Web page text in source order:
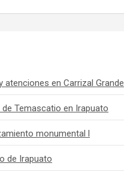
en Carrizal Grande
Temascatio en Irapuato
monumental l
de Irapuato